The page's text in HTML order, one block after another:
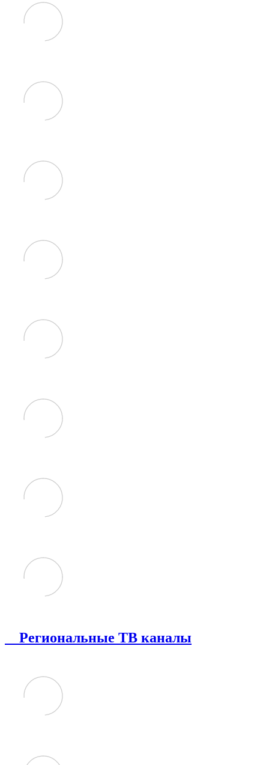
Региональные ТВ каналы